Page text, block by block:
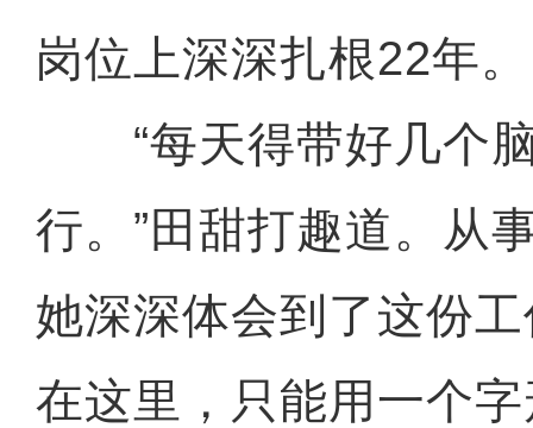
岗位上深深扎根22年。
“每天得带好几个
行。”田甜打趣道。从
她深深体会到了这份
在这里，只能用一个